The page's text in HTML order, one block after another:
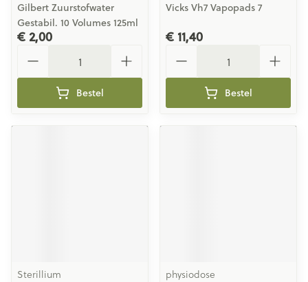
Gilbert Zuurstofwater
Gestabil. 10 Volumes 125ml
€ 2,00
Bestel
Vicks Vh7 Vapopads 7
€ 11,40
Bestel
Sterillium physiodose